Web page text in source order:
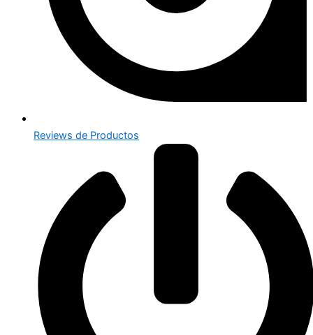
Reviews de Productos